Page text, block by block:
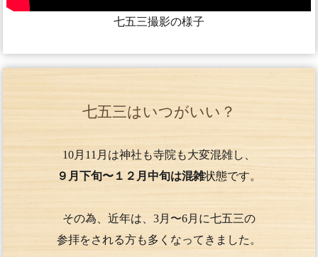
七五三撮影の様子
七五三はいつがいい？
10月11月は神社も寺院も大変混雑し、
９月下旬〜１２月中旬は混雑状態です。
その為、近年は、3月〜6月に七五三の
参拝をされる方も多くなってきました。